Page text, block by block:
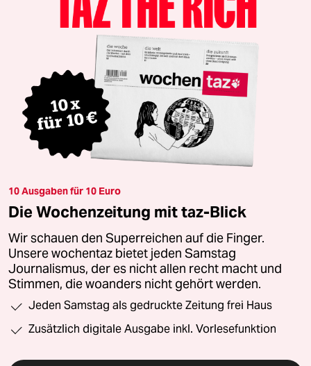
10 Ausgaben für 10 Euro
Die Wochenzeitung mit taz-Blick
Wir schauen den Superreichen auf die Finger.
Unsere wochentaz bietet jeden Samstag
Journalismus, der es nicht allen recht macht und
Stimmen, die woanders nicht gehört werden.
Jeden Samstag als gedruckte Zeitung frei Haus
Zusätzlich digitale Ausgabe inkl. Vorlesefunktion